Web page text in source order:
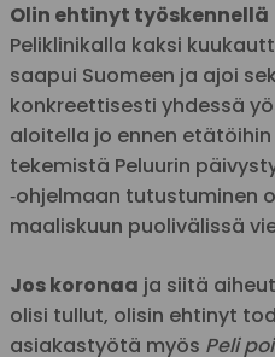
Olin ehtinyt työskennellä
Peliklinikalla kaksi
saapui Suomeen ja ajoi
konkreettisesti yhdessä
aloitella jo ennen
tekemistä Peluurin
‑ohjelmaan tutustuminen
maaliskuun puolivälissä
Jos koronaa ja siitä
olisi tullut, olisin ehtinyt
asiakastyötä myös Peli